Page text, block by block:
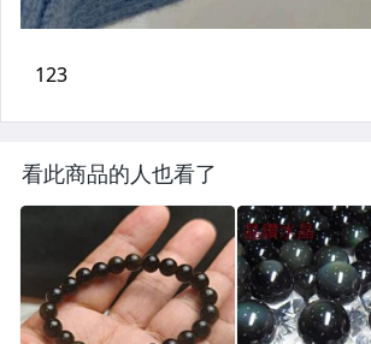
看此商品的人也看了